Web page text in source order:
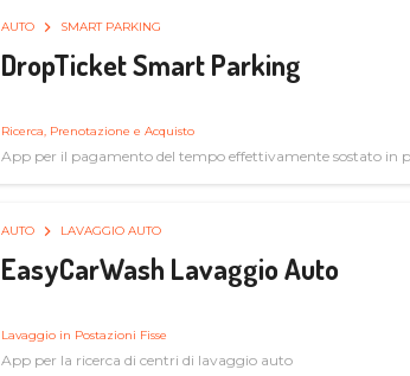
AUTO SMART PARKING
DropTicket Smart Parking
Ricerca, Prenotazione e Acquisto
App per il pagamento del tempo effettivamente sostato in
AUTO LAVAGGIO AUTO
EasyCarWash Lavaggio Auto
Lavaggio in Postazioni Fisse
App per la ricerca di centri di lavaggio auto